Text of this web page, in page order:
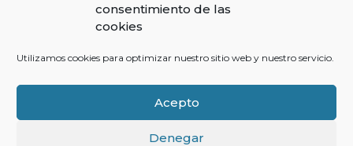
consentimiento de las
cookies
Utilizamos cookies para optimizar nuestro sitio web y nuestro servicio.
Acepto
Denegar